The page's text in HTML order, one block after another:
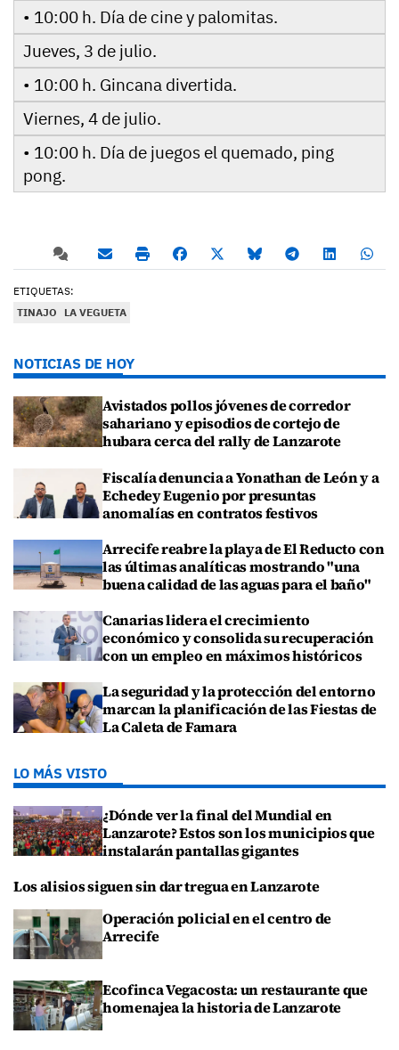
• 10:00 h. Día de cine y palomitas.
Jueves, 3 de julio.
• 10:00 h. Gincana divertida.
Viernes, 4 de julio.
• 10:00 h. Día de juegos el quemado, ping
pong.
ETIQUETAS:
TINAJO
LA VEGUETA
NOTICIAS DE HOY
Avistados pollos jóvenes de corredor
sahariano y episodios de cortejo de
hubara cerca del rally de Lanzarote
Fiscalía denuncia a Yonathan de León y a
Echedey Eugenio por presuntas
anomalías en contratos festivos
Arrecife reabre la playa de El Reducto con
las últimas analíticas mostrando "una
buena calidad de las aguas para el baño"
Canarias lidera el crecimiento
económico y consolida su recuperación
con un empleo en máximos históricos
La seguridad y la protección del entorno
marcan la planificación de las Fiestas de
La Caleta de Famara
LO MÁS VISTO
¿Dónde ver la final del Mundial en
Lanzarote? Estos son los municipios que
instalarán pantallas gigantes
Los alisios siguen sin dar tregua en Lanzarote
Operación policial en el centro de
Arrecife
Ecofinca Vegacosta: un restaurante que
homenajea la historia de Lanzarote